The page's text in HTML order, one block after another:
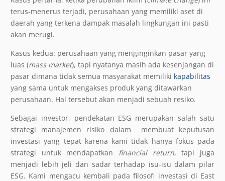
terus-menerus terjadi, perusahaan yang memiliki aset di
daerah yang terkena dampak masalah lingkungan ini pasti
akan merugi.
Kasus kedua: perusahaan yang menginginkan pasar yang
luas (mass market), tapi nyatanya masih ada kesenjangan di
pasar dimana tidak semua masyarakat memiliki kapabilitas
yang sama untuk mengakses produk yang ditawarkan
perusahaan. Hal tersebut akan menjadi sebuah resiko.
Sebagai investor, pendekatan ESG merupakan salah satu
strategi manajemen risiko dalam membuat keputusan
investasi yang tepat karena kami tidak hanya fokus pada
strategi untuk mendapatkan financial return, tapi juga
menjadi lebih jeli dan sadar terhadap isu-isu dalam pilar
ESG. Kami mengacu kembali pada filosofi investasi di East